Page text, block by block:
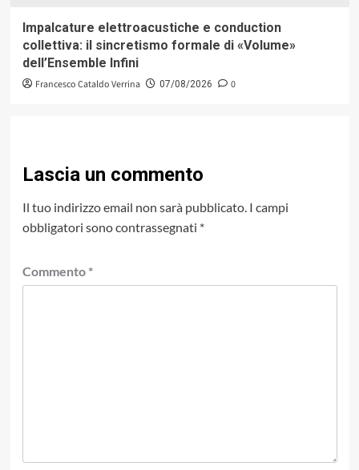
Impalcature elettroacustiche e conduction
collettiva: il sincretismo formale di «Volume»
dell’Ensemble Infini
Francesco Cataldo Verrina 07/08/2026 0
Lascia un commento
Il tuo indirizzo email non sarà pubblicato. I campi
obbligatori sono contrassegnati *
Commento *